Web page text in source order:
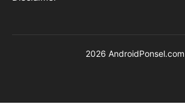
2026 AndroidPonsel.com